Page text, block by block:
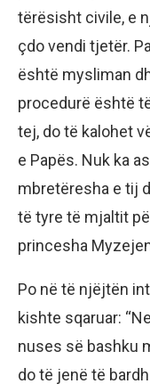
tërësisht civile, e
çdo vendi tjetër.
është mysliman
procedurë është
tej, do të kalohet
e Papës. Nuk ka
mbretëresha e tij
të tyre të mjaltit
princesha
Po në të njëjtën
kishte sqaruar:
nuses së bashku
do të jenë të